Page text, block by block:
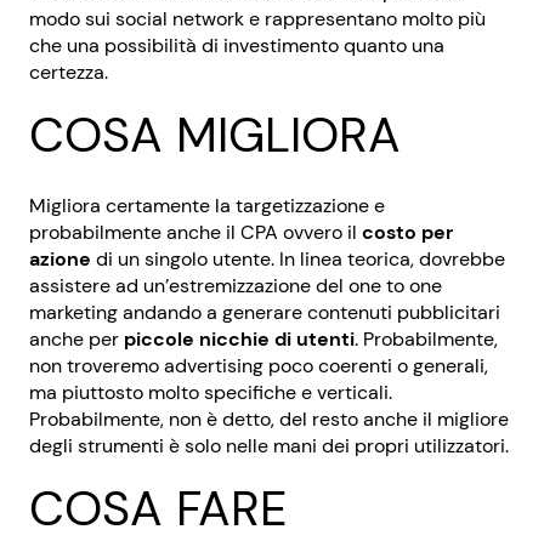
modo sui social network e rappresentano molto più
che una possibilità di investimento quanto una
certezza.
COSA MIGLIORA
Migliora certamente la targetizzazione e
probabilmente anche il CPA ovvero il costo per
azione di un singolo utente. In linea teorica, dovrebbe
assistere ad un’estremizzazione del one to one
marketing andando a generare contenuti pubblicitari
anche per piccole nicchie di utenti. Probabilmente,
non troveremo advertising poco coerenti o generali,
ma piuttosto molto specifiche e verticali.
Probabilmente, non è detto, del resto anche il migliore
degli strumenti è solo nelle mani dei propri utilizzatori.
COSA FARE